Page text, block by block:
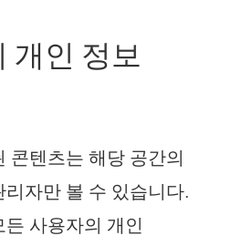
개인 정보
콘텐츠는 해당 공간의
자만 볼 수 있습니다.
사용자의 개인